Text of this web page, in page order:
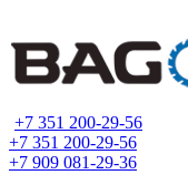
+7 351 200-29-56
+7 351 200-29-56
+7 909 081-29-36